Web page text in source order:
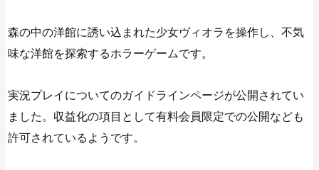
森の中の洋館に誘い込まれた少女ヴィオラを操作し、不気
味な洋館を探索するホラーゲームです。
実況プレイについてのガイドラインページが公開されてい
ました。収益化の項目として有料会員限定での公開なども
許可されているようです。